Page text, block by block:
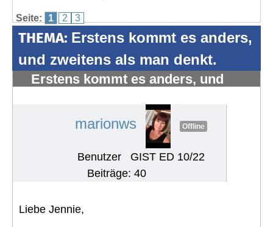
Seite: 1 2 3
THEMA: Erstens kommt es anders,
und zweitens als man denkt.
Erstens kommt es anders, und
marionws Offline
Benutzer
GIST ED 10/22
Beiträge: 40
Liebe Jennie,